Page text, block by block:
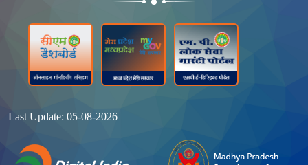
Last Update: 05-08-2026